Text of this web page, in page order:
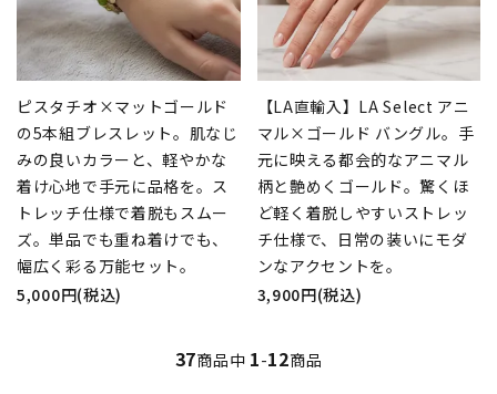
ピスタチオ×マットゴールド
の5本組ブレスレット。肌なじ
みの良いカラーと、軽やかな
着け心地で手元に品格を。ス
トレッチ仕様で着脱もスムー
ズ。単品でも重ね着けでも、
幅広く彩る万能セット。
5,000円(税込)
【LA直輸入】LA Select アニ
マル×ゴールド バングル。手
元に映える都会的なアニマル
柄と艶めくゴールド。驚くほ
ど軽く着脱しやすいストレッ
チ仕様で、日常の装いにモダ
ンなアクセントを。
3,900円(税込)
37商品中 1-12商品